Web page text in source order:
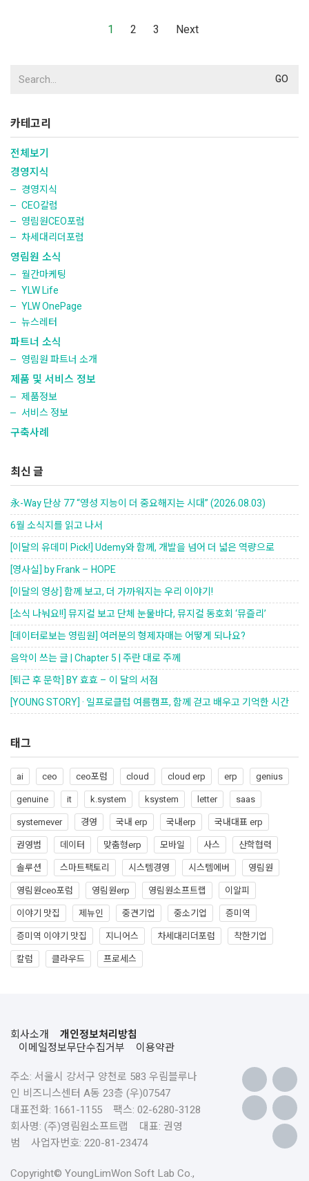
1 2 3 Next
for:
카테고리
전체보기
경영지식
경영지식
CEO칼럼
영림원CEO포럼
차세대리더포럼
영림원 소식
월간마케팅
YLW Life
YLW OnePage
뉴스레터
파트너 소식
영림원 파트너 소개
제품 및 서비스 정보
제품정보
서비스 정보
구축사례
최신 글
永-Way 단상 77 “영성 지능이 더 중요해지는 시대” (2026.08.03)
6월 소식지를 읽고 나서
[이달의 유데미 Pick!] Udemy와 함께, 개발을 넘어 더 넓은 역량으로
[영사실] by Frank – HOPE
[이달의 영상] 함께 보고, 더 가까워지는 우리 이야기!
[소식 나눠요!!] 뮤지컬 보고 단체 눈물바다, 뮤지컬 동호회 ‘뮤즐리’
[데이터로보는 영림원] 여러분의 형제자매는 어떻게 되나요?
음악이 쓰는 글 | Chapter 5 | 주란 대로 주께
[퇴근 후 문학] BY 효효 – 이 달의 서점
[YOUNG STORY] · 일프로클럽 여름캠프, 함께 걷고 배우고 기억한 시간
태그
ai ceo ceo포럼 cloud cloud erp erp
genius
genuine
it k.system ksystem letter
saas
systemever
경영 국내 erp 국내erp
국내대표 erp
권영범
데이터 맞춤형erp 모바일 사스
산학협력
솔루션
스마트팩토리 시스템경영 시스템에버
영림원
영림원ceo포럼
영림원erp 영림원소프트랩
이알피
이야기 맛집
제뉴인 중견기업 중소기업
증미역
증미역 이야기 맛집
지니어스 차세대리더포럼
착한기업
칼럼
클라우드 프로세스
회사소개
개인정보처리방침
이메일정보무단수집거부
이용약관
주소: 서울시 강서구 양천로 583 우림블루나
인 비즈니스센터 A동 23층 (우)07547
대표전화: 1661-1155 팩스: 02-6280-3128
회사명: (주)영림원소프트랩 대표: 권영
범 사업자번호: 220-81-23474
Copyright© YoungLimWon Soft Lab Co.,